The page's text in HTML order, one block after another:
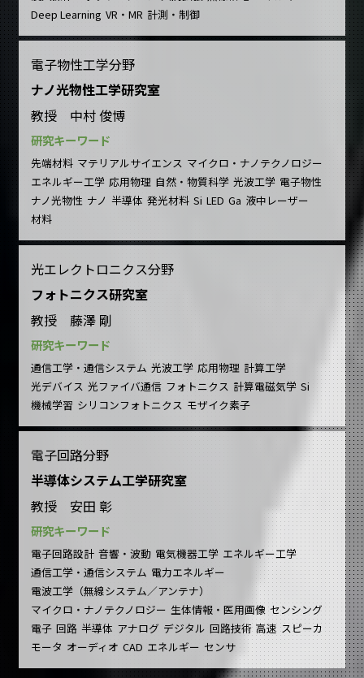
Deep Learning VR・MR 計測・制御
電子物性工学分野
ナノ光物性工学研究室
教授 中村 俊博
研究キーワード
先端材料 マテリアルサイエンス マイクロ・ナノテクノロジー
エネルギー工学 応用物理 自然・物質科学 光波工学 電子物性
ナノ光物性 ナノ 半導体 発光材料 Si LED Ga 液中レーザー
材料
光エレクトロニクス分野
フォトニクス研究室
教授 藤澤 剛
研究キーワード
通信工学・通信システム 光波工学 応用物理 計算工学
光デバイス 光ファイバ通信 フォトニクス 計算電磁気学 Si
機械学習 シリコンフォトニクス モザイク素子
電子回路分野
半導体システム工学研究室
教授 安田 彰
研究キーワード
電子回路設計 音響・波動 電気機器工学 エネルギー工学
通信工学・通信システム 電力エネルギー
電波工学（無線システム／アンテナ）
マイクロ・ナノテクノロジー 生体情報・医用画像 センシング
電子 回路 半導体 アナログ デジタル 回路技術 高速 スピーカ
モータ オーディオ CAD エネルギー センサ